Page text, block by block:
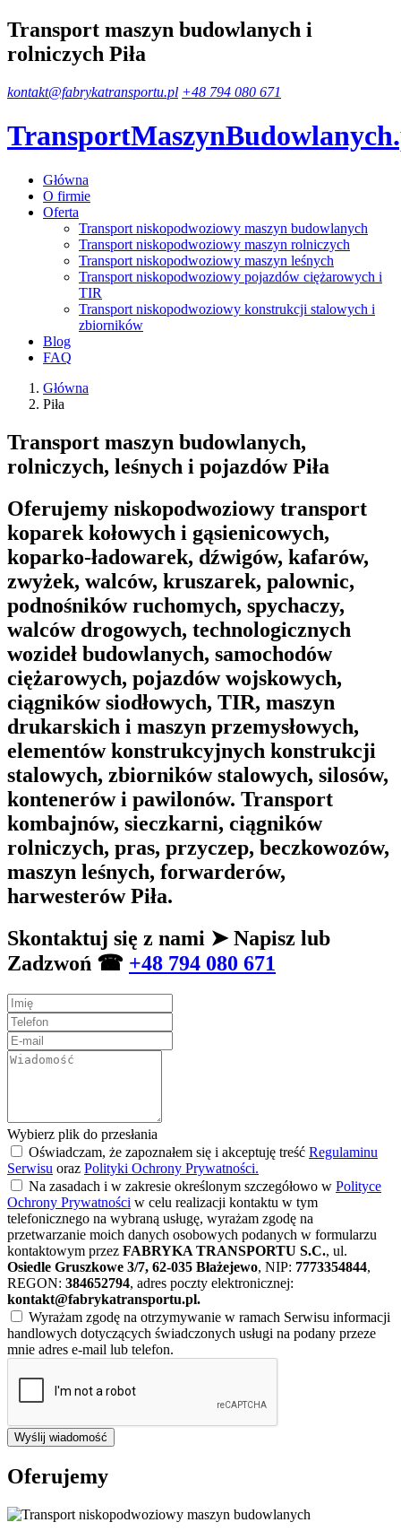
Transport maszyn budowlanych i
rolniczych Piła
kontakt@fabrykatransportu.pl +48 794 080 671
TransportMaszynBudowlanych
Główna
O firmie
Oferta
Transport niskopodwoziowy maszyn budowlanych
Transport niskopodwoziowy maszyn rolniczych
Transport niskopodwoziowy maszyn leśnych
Transport niskopodwoziowy pojazdów ciężarowych i
TIR
Transport niskopodwoziowy konstrukcji stalowych i
zbiorników
Blog
FAQ
Główna
Piła
Transport maszyn budowlanych,
rolniczych, leśnych i pojazdów Piła
Oferujemy niskopodwoziowy transport
koparek kołowych i gąsienicowych,
koparko-ładowarek, dźwigów, kafarów,
zwyżek, walców, kruszarek, palownic,
podnośników ruchomych, spychaczy,
walców drogowych, technologicznych
wozideł budowlanych, samochodów
ciężarowych, pojazdów wojskowych,
ciągników siodłowych, TIR, maszyn
drukarskich i maszyn przemysłowych,
elementów konstrukcyjnych konstrukcji
stalowych, zbiorników stalowych, silosów,
kontenerów i pawilonów. Transport
kombajnów, sieczkarni, ciągników
rolniczych, pras, przyczep, beczkowozów,
maszyn leśnych, forwarderów,
harwesterów Piła.
Skontaktuj się z nami ➤ Napisz lub
Zadzwoń ☎ +48 794 080 671
Wybierz plik do przesłania
Oświadczam, że zapoznałem się i akceptuję treść Regulaminu
Serwisu oraz Polityki Ochrony Prywatności.
Na zasadach i w zakresie określonym szczegółowo w Polityce
Ochrony Prywatności w celu realizacji kontaktu w tym
telefonicznego na wybraną usługę, wyrażam zgodę na
przetwarzanie moich danych osobowych podanych w formularzu
kontaktowym przez FABRYKA TRANSPORTU S.C., ul.
Osiedle Gruszkowe 3/7, 62-035 Błażejewo, NIP: 7773354844,
REGON: 384652794, adres poczty elektronicznej:
kontakt@fabrykatransportu.pl.
Wyrażam zgodę na otrzymywanie w ramach Serwisu informacji
handlowych dotyczących świadczonych usługi na podany przeze
mnie adres e-mail lub telefon.
Wyślij wiadomość
Oferujemy